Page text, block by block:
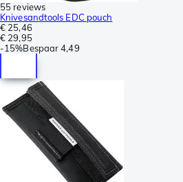
55 reviews
Knivesandtools EDC pouch
€ 25,46
€ 29,95
-15%Bespaar 4,49